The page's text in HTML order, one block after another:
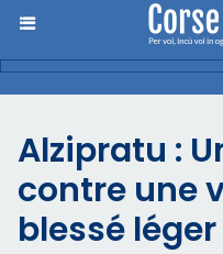
Alzipratu :
contre une
blessé léger